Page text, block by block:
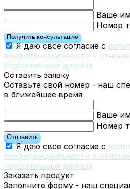
Ваше
Номер
Получить консультацию
Я даю свое согласие с
конфиденциальности в
персональных данных
Оставить заявку
Оставьте свой номер - наш
в ближайшее время
Ваше
Номер
Отправить
Я даю свое согласие с
конфиденциальности в
персональных данных
Заказать продукт
Заполните форму - наш